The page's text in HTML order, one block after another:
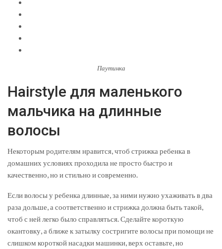
Паутинка
Hairstyle для маленького
мальчика на длинные
волосы
Некоторым родителям нравится, чтоб стрижка ребенка в
домашних условиях проходила не просто быстро и
качественно, но и стильно и современно.
Если волосы у ребенка длинные, за ними нужно ухаживать в два
раза дольше, а соответственно и стрижка должна быть такой,
чтоб с ней легко было справляться. Сделайте короткую
окантовку, а ближе к затылку состригите волосы при помощи не
слишком короткой насадки машинки, верх оставьте, но